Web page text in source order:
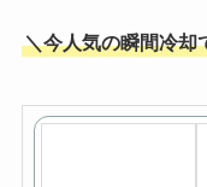
＼今人気の瞬間冷却